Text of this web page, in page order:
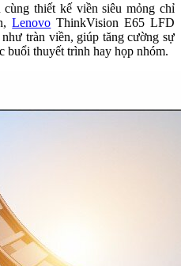
thiết kế viền siêu mỏng chỉ
Lenovo ThinkVision E65 LFD
tràn viền, giúp tăng cường sự
buổi thuyết trình hay họp nhóm.